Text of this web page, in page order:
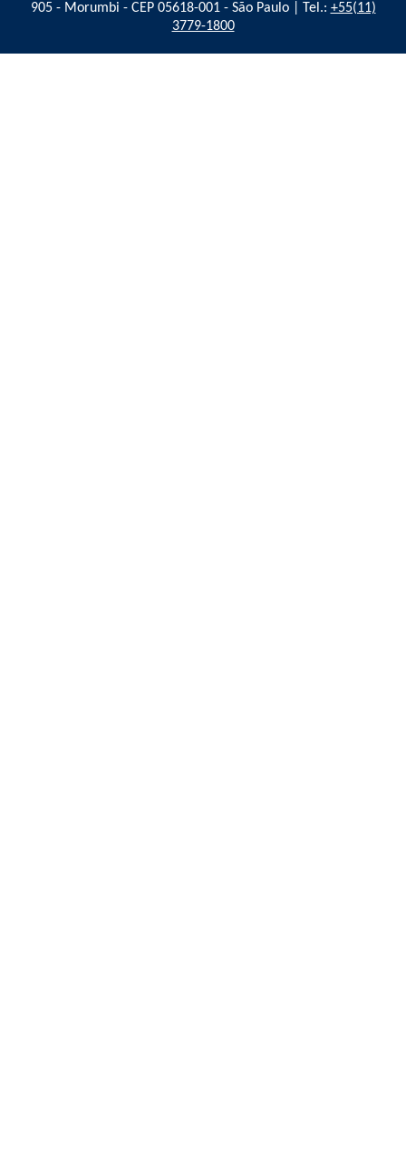
905 - Morumbi - CEP 05618-001 - São Paulo | Tel.: +55(11)
3779-1800